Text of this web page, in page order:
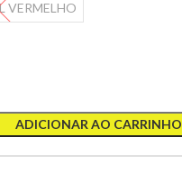
VERMELHO
ADICIONAR AO CARRINHO